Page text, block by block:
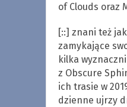
of Clouds oraz
[::] znani też
zamykające
kilka
z Obscure
ich trasie w
dzienne ujrzy